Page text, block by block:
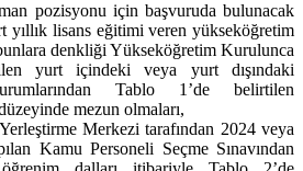
pozisyonu için başvuruda bulunacak
yıllık lisans eğitimi veren yükseköğretim
denkliği Yükseköğretim Kurulunca
yurt içindeki veya yurt dışındaki
Tablo 1’de belirtilen
mezun olmaları,
Merkezi tarafından 2024 veya
Kamu Personeli Seçme Sınavından